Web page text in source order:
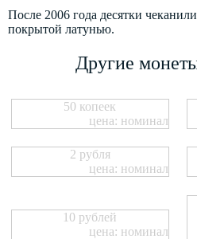
После 2006 года десятки
покрытой латунью.
Другие
50 копеек
цена: номинал
2 рубля
цена: номинал
10 рублей
цена: номинал